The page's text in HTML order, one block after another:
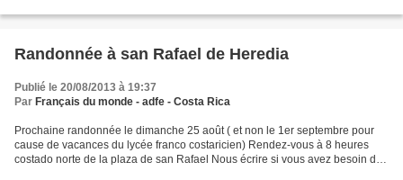
Randonnée à san Rafael de Heredia
Publié le 20/08/2013 à 19:37
Par Français du monde - adfe - Costa Rica
Prochaine randonnée le dimanche 25 août ( et non le 1er septembre pour
cause de vacances du lycée franco costaricien) Rendez-vous à 8 heures
costado norte de la plaza de san Rafael Nous écrire si vous avez besoin de